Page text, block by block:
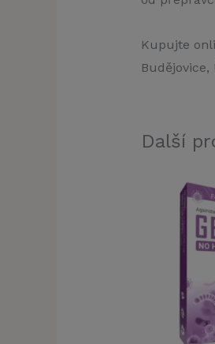
Kupujte
Další